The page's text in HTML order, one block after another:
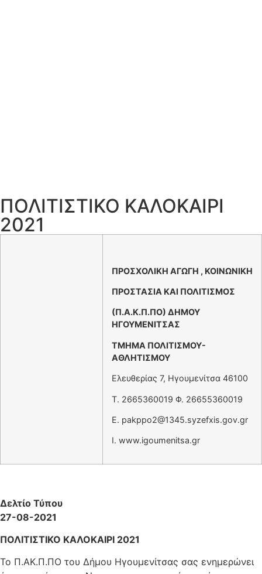
ΠΟΛΙΤΙΣΤΙΚΟ ΚΑΛΟΚΑΙΡΙ
2021
ΠΡΟΣΧΟΛΙΚΗ ΑΓΩΓΗ , ΚΟΙΝΩΝΙΚΗ
ΠΡΟΣΤΑΣΙΑ ΚΑΙ ΠΟΛΙΤΙΣΜΟΣ
(Π.Α.Κ.Π.ΠΟ) ΔΗΜΟΥ
ΗΓΟΥΜΕΝΙΤΣΑΣ
ΤΜΗΜΑ ΠΟΛΙΤΙΣΜΟΥ-
ΑΘΛΗΤΙΣΜΟΥ
Ελευθερίας 7, Ηγουμενίτσα 46100
T. 2665360019 Φ. 26655360019
Ε. pakppo2@1345.syzefxis.gov.gr
I. www.igoumenitsa.gr
Δελτίο Τύπου
27-08-2021
ΠΟΛΙΤΙΣΤΙΚΟ ΚΑΛΟΚΑΙΡΙ 2021
Το Π.ΑΚ.Π.ΠΟ του Δήμου Ηγουμενίτσας σας ενημερώνει